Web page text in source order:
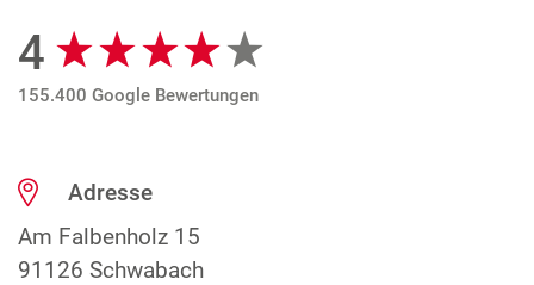
Google Bewertungen
4
155.400 Google Bewertungen
Adresse
Am Falbenholz 15
91126 Schwabach